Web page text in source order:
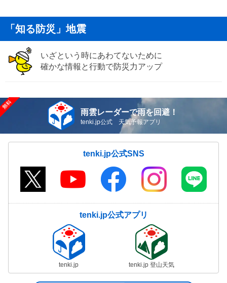
「知る防災」地震
いざという時にあわてないために
確かな情報と行動で防災力アップ
雨雲レーダーで雨を回避！
tenki.jp公式 天気予報アプリ
tenki.jp公式SNS
tenki.jp公式アプリ
tenki.jp tenki.jp 登山天気